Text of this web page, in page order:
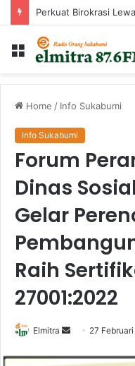
Menu
Home / Info Sukabumi
Info Sukabumi
Forum
Dinas
Gelar
Raih
27001:2022
Elmitra
Send
email
27